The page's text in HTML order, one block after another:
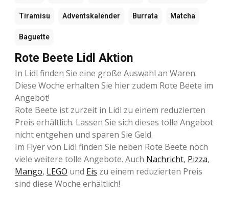
Tiramisu Adventskalender Burrata Matcha
Baguette
Rote Beete Lidl Aktion
In Lidl finden Sie eine große Auswahl an Waren.
Diese Woche erhalten Sie hier zudem Rote Beete im
Angebot!
Rote Beete ist zurzeit in Lidl zu einem reduzierten
Preis erhältlich. Lassen Sie sich dieses tolle Angebot
nicht entgehen und sparen Sie Geld.
Im Flyer von Lidl finden Sie neben Rote Beete noch
viele weitere tolle Angebote. Auch Nachricht, Pizza,
Mango, LEGO und Eis zu einem reduzierten Preis
sind diese Woche erhältlich!